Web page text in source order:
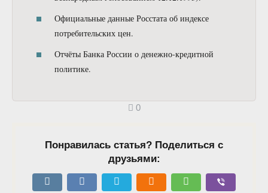
Официальные данные Росстата об индексе
потребительских цен.
Отчёты Банка России о денежно-кредитной
политике.
0
Понравилась статья? Поделиться с
друзьями: